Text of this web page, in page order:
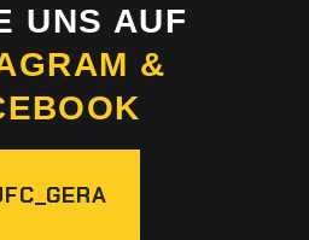
UNS AUF
&